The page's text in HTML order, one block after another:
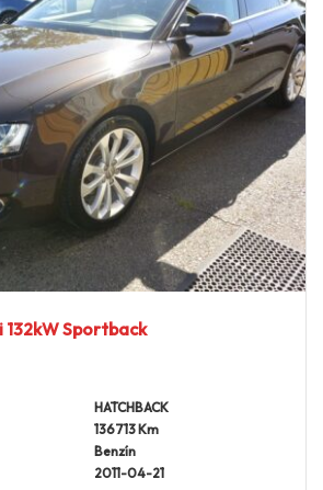
132kW Sportback
HATCHBACK
136713 Km
Benzín
2011-04-21